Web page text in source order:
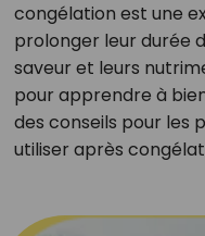
congélation est une
prolonger leur durée
saveur et leurs
pour apprendre à
des conseils pour les
utiliser après